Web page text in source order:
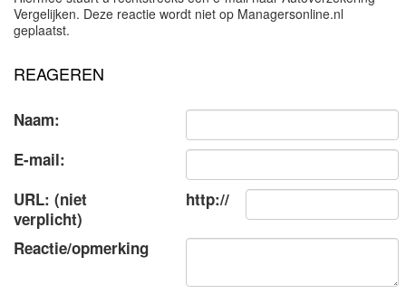
Vergelijken. Deze reactie wordt niet op Managersonline.nl
geplaatst.
REAGEREN
Naam:
E-mail:
URL: (niet
verplicht)
http://
Reactie/opmerking